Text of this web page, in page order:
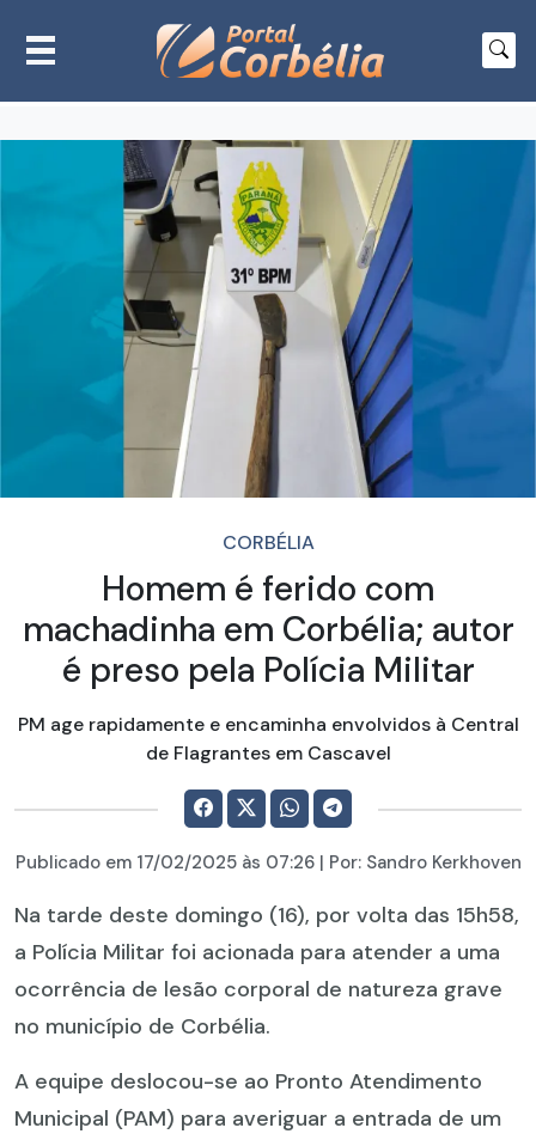
CORBÉLIA
Homem é ferido com
machadinha em Corbélia; autor
é preso pela Polícia Militar
PM age rapidamente e encaminha envolvidos à Central
de Flagrantes em Cascavel
Publicado em 17/02/2025às 07:26 | Por: Sandro Kerkhoven
Na tarde deste domingo (16), por volta das 15h58,
a Polícia Militar foi acionada para atender a uma
ocorrência de lesão corporal de natureza grave
no município de Corbélia.
A equipe deslocou-se ao Pronto Atendimento
Municipal (PAM) para averiguar a entrada de um